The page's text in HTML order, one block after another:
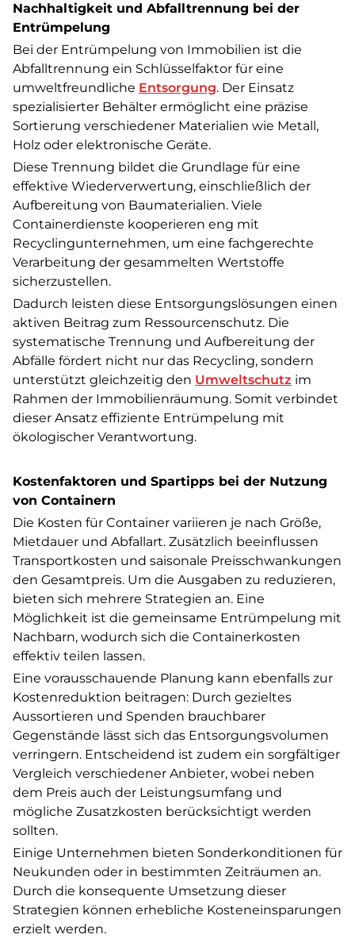
Nachhaltigkeit und Abfalltrennung bei der
Entrümpelung
Bei der Entrümpelung von Immobilien ist die
Abfalltrennung ein Schlüsselfaktor für eine
umweltfreundliche Entsorgung. Der Einsatz
spezialisierter Behälter ermöglicht eine präzise
Sortierung verschiedener Materialien wie Metall,
Holz oder elektronische Geräte.
Diese Trennung bildet die Grundlage für eine
effektive Wiederverwertung, einschließlich der
Aufbereitung von Baumaterialien. Viele
Containerdienste kooperieren eng mit
Recyclingunternehmen, um eine fachgerechte
Verarbeitung der gesammelten Wertstoffe
sicherzustellen.
Dadurch leisten diese Entsorgungslösungen einen
aktiven Beitrag zum Ressourcenschutz. Die
systematische Trennung und Aufbereitung der
Abfälle fördert nicht nur das Recycling, sondern
unterstützt gleichzeitig den Umweltschutz im
Rahmen der Immobilienräumung. Somit verbindet
dieser Ansatz effiziente Entrümpelung mit
ökologischer Verantwortung.
Kostenfaktoren und Spartipps bei der Nutzung
von Containern
Die Kosten für Container variieren je nach Größe,
Mietdauer und Abfallart. Zusätzlich beeinflussen
Transportkosten und saisonale Preisschwankungen
den Gesamtpreis. Um die Ausgaben zu reduzieren,
bieten sich mehrere Strategien an. Eine
Möglichkeit ist die gemeinsame Entrümpelung mit
Nachbarn, wodurch sich die Containerkosten
effektiv teilen lassen.
Eine vorausschauende Planung kann ebenfalls zur
Kostenreduktion beitragen: Durch gezieltes
Aussortieren und Spenden brauchbarer
Gegenstände lässt sich das Entsorgungsvolumen
verringern. Entscheidend ist zudem ein sorgfältiger
Vergleich verschiedener Anbieter, wobei neben
dem Preis auch der Leistungsumfang und
mögliche Zusatzkosten berücksichtigt werden
sollten.
Einige Unternehmen bieten Sonderkonditionen für
Neukunden oder in bestimmten Zeiträumen an.
Durch die konsequente Umsetzung dieser
Strategien können erhebliche Kosteneinsparungen
erzielt werden.